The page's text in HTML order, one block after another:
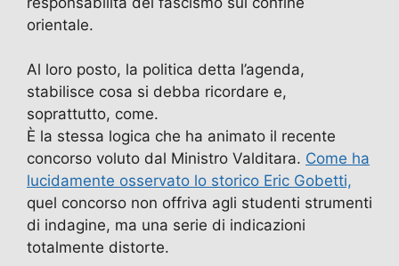
orientale.
Al loro posto, la politica detta l’agenda,
stabilisce cosa si debba ricordare e,
soprattutto, come.
È la stessa logica che ha animato il recente
concorso voluto dal Ministro Valditara. Come ha
lucidamente osservato lo storico Eric Gobetti,
quel concorso non offriva agli studenti strumenti
di indagine, ma una serie di indicazioni
totalmente distorte.